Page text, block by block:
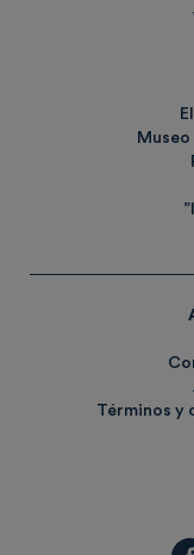
Términos y